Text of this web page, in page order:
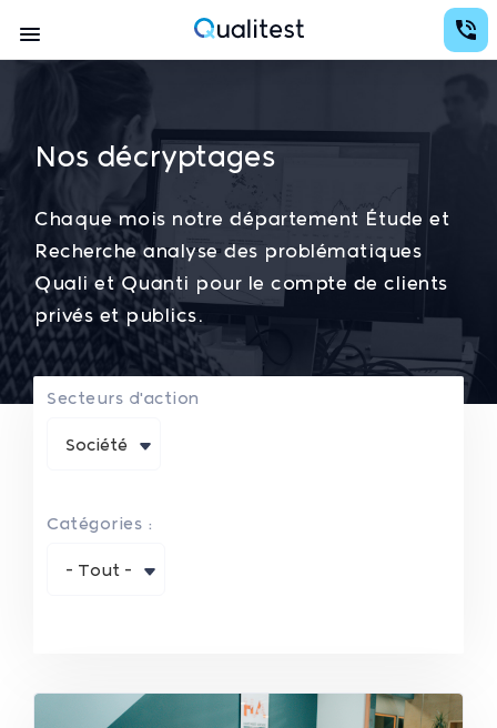
au
contenu
principal
Qualitest
Navigation
Nos décryptages
Chaque mois notre département Étude et
Recherche analyse des problématiques
Quali et Quanti pour le compte de clients
privés et publics.
Secteurs d'action
Société
Catégories :
- Tout -